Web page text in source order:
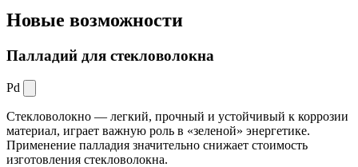
Новые возможности
Палладий для стекловолокна
Pd
Стекловолокно — легкий, прочный и устойчивый к коррозии
материал, играет важную роль в «зеленой» энергетике.
Применение палладия значительно снижает стоимость
изготовления стекловолокна.